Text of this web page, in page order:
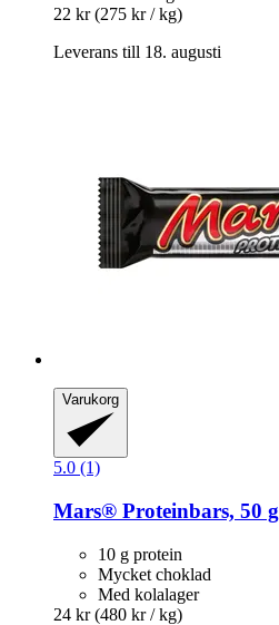
22 kr (275 kr / kg)
Leverans till 18. augusti
Varukorg
5.0 (1)
Mars® Proteinbars, 50 g
10 g protein
Mycket choklad
Med kolalager
24 kr (480 kr / kg)